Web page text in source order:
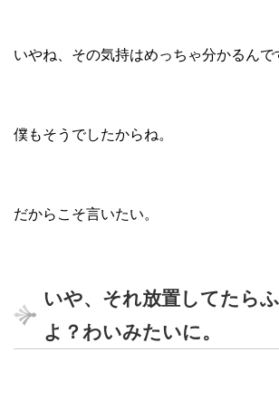
いやね、その気持はめっちゃ分かるんで
僕もそうでしたからね。
だからこそ言いたい。
いや、それ放置してたら
よ？わいみたいに。